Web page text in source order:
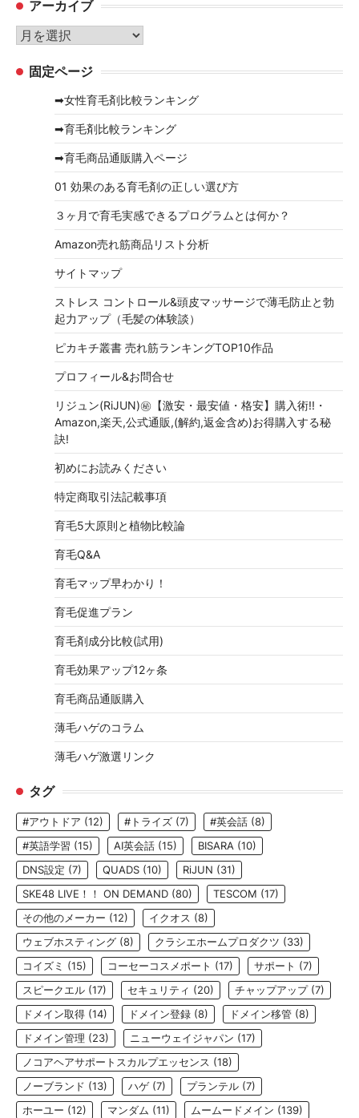
ゴ
リ
ー
アーカイブ
ア
カ 固定ページ
➡女性育毛剤比較ランキング
➡育毛剤比較ランキング
➡育毛商品通販購入ページ
01 効果のある育毛剤の正しい選び方
３ヶ月で育毛実感できるプログラムとは何か？
Amazon売れ筋商品リスト分析
サイトマップ
ストレス コントロール&頭皮マッサージで薄毛防止と勃
起力アップ（毛髪の体験談）
ピカキチ叢書 売れ筋ランキングTOP10作品
プロフィール&お問合せ
リジュン(RiJUN)㊙【激安・最安値・格安】購入術!!・
Amazon,楽天,公式通販,(解約,返金含め)お得購入する秘
訣!
初めにお読みください
特定商取引法記載事項
育毛5大原則と植物比較論
育毛Q&A
育毛マップ早わかり！
育毛促進プラン
育毛剤成分比較(試用)
育毛効果アップ12ヶ条
育毛商品通販購入
薄毛ハゲのコラム
薄毛ハゲ激選リンク
タグ
#アウトドア (12) #トライズ (7) #英会話 (8)
#英語学習 (15) AI英会話 (15) BISARA (10)
DNS設定 (7) QUADS (10) RiJUN (31)
SKE48 LIVE！！ ON DEMAND (80) TESCOM (17)
その他のメーカー (12) イクオス (8)
ウェブホスティング (8) クラシエホームプロダクツ (33)
コイズミ (15) コーセーコスメポート (17) サポート (7)
スピークエル (17) セキュリティ (20) チャップアップ(7)
ドメイン取得 (14) ドメイン登録 (8) ドメイン移管 (8)
ドメイン管理 (23) ニューウェイジャパン (17)
ノコアヘアサポートスカルプエッセンス (18)
ノーブランド (13) ハゲ (7) プランテル (7)
ホーユー (12) マンダム (11) ムームードメイン (139)